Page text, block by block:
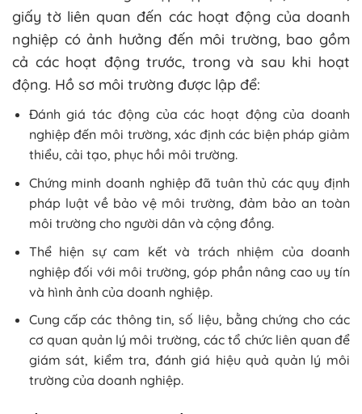
giấy tờ liên quan đến các hoạt động của doanh
nghiệp có ảnh hưởng đến môi trường, bao gồm
cả các hoạt động trước, trong và sau khi hoạt
động. Hồ sơ môi trường được lập để:
Đánh giá tác động của các hoạt động của doanh
nghiệp đến môi trường, xác định các biện pháp giảm
thiểu, cải tạo, phục hồi môi trường.
Chứng minh doanh nghiệp đã tuân thủ các quy định
pháp luật về bảo vệ môi trường, đảm bảo an toàn
môi trường cho người dân và cộng đồng.
Thể hiện sự cam kết và trách nhiệm của doanh
nghiệp đối với môi trường, góp phần nâng cao uy tín
và hình ảnh của doanh nghiệp.
Cung cấp các thông tin, số liệu, bằng chứng cho các
cơ quan quản lý môi trường, các tổ chức liên quan để
giám sát, kiểm tra, đánh giá hiệu quả quản lý môi
trường của doanh nghiệp.